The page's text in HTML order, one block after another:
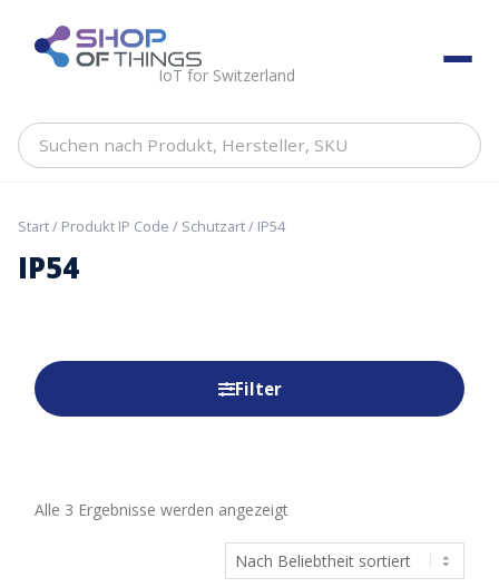
content ShopOfThings
IoT for Switzerland
Suchen
Hersteller,
Start/ Produkt IP Code / Schutzart / IP54
IP54
Filter
Alle 3 Ergebnisse werden angezeigtNach
Beliebtheit
sortiert